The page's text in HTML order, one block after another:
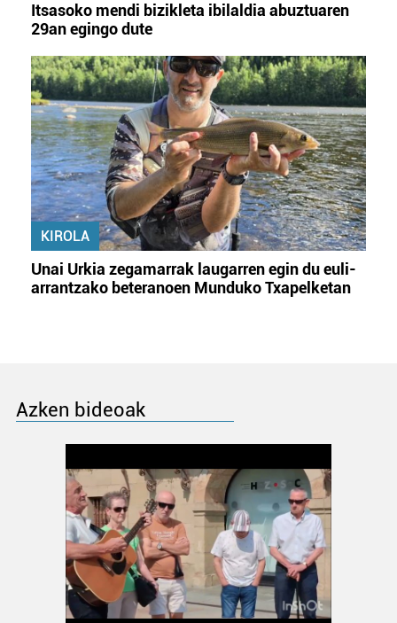
Itsasoko mendi bizikleta ibilaldia abuztuaren
29an egingo dute
KIROLA
Unai Urkia zegamarrak laugarren egin du euli-
arrantzako beteranoen Munduko Txapelketan
Azken bideoak